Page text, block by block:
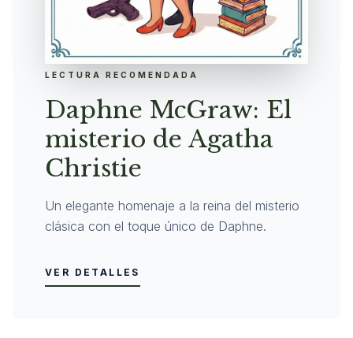
LECTURA RECOMENDADA
Daphne McGraw: El
misterio de Agatha
Christie
Un elegante homenaje a la reina del misterio
clásica con el toque único de Daphne.
VER DETALLES